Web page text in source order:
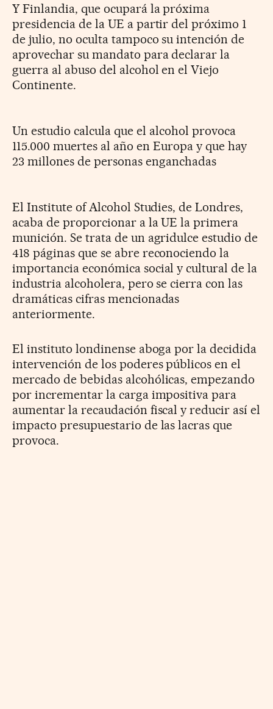
Y Finlandia, que ocupará la próxima
presidencia de la UE a partir del próximo 1
de julio, no oculta tampoco su intención de
aprovechar su mandato para declarar la
guerra al abuso del alcohol en el Viejo
Continente.
Un estudio calcula que el alcohol provoca
115.000 muertes al año en Europa y que hay
23 millones de personas enganchadas
El Institute of Alcohol Studies, de Londres,
acaba de proporcionar a la UE la primera
munición. Se trata de un agridulce estudio de
418 páginas que se abre reconociendo la
importancia económica social y cultural de la
industria alcoholera, pero se cierra con las
dramáticas cifras mencionadas
anteriormente.
El instituto londinense aboga por la decidida
intervención de los poderes públicos en el
mercado de bebidas alcohólicas, empezando
por incrementar la carga impositiva para
aumentar la recaudación fiscal y reducir así el
impacto presupuestario de las lacras que
provoca.